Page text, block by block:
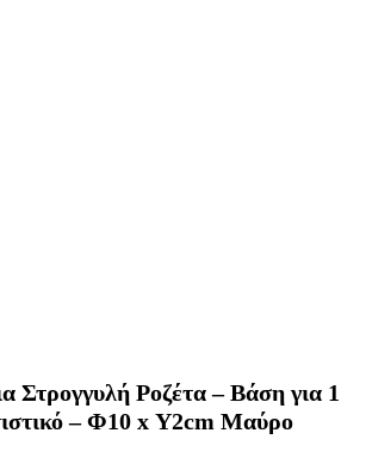
Στρογγυλή Ροζέτα – Βάση για 1
– Φ10 x Υ2cm Μαύρο